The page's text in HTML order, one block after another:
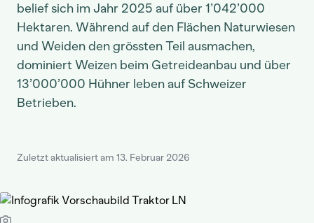
belief sich im Jahr 2025 auf über 1’042’000
Hektaren. Während auf den Flächen Naturwiesen
und Weiden den grössten Teil ausmachen,
dominiert Weizen beim Getreideanbau und über
13’000’000 Hühner leben auf Schweizer
Betrieben.
Zuletzt aktualisiert am 13. Februar 2026